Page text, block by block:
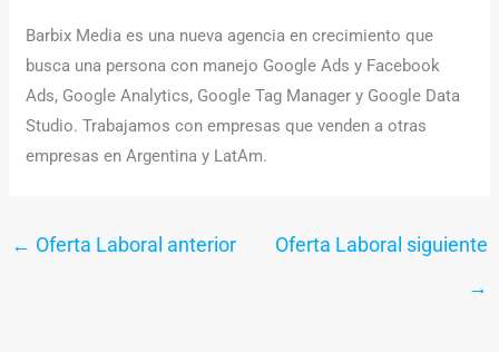
Barbix Media es una nueva agencia en crecimiento que
busca una persona con manejo Google Ads y Facebook
Ads, Google Analytics, Google Tag Manager y Google Data
Studio. Trabajamos con empresas que venden a otras
empresas en Argentina y LatAm.
← Oferta Laboral anterior
Oferta Laboral siguiente
→